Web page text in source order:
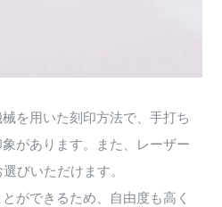
を用いた刻印方法で、手打ち
があります。また、レーザー
びいただけます。
ができるため、自由度も高く